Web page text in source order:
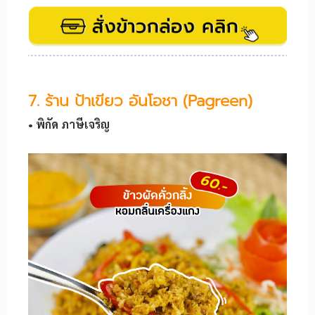
7. ร้าน ป้าเขียว อันโอชา (Pagreen)
• พิกัด ภาษีเจริญ